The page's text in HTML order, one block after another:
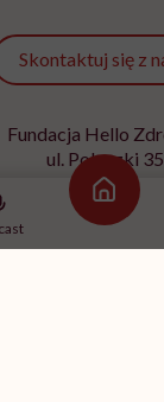
Strona
Skontaktuj się z
Fundacja Hello
ul. Poleczki 35
02-822
NIP 9512613236
Kontakt z